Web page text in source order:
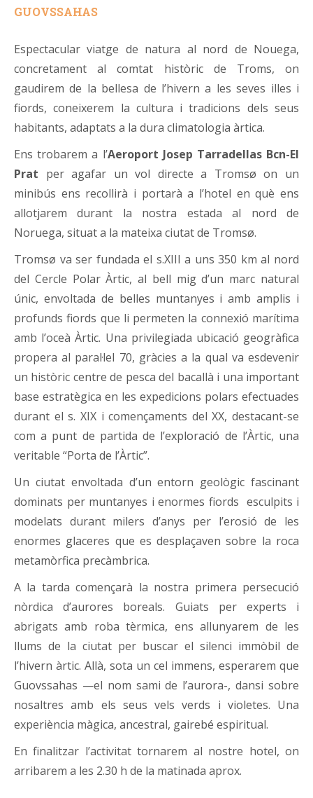
GUOVSSAHAS
Espectacular viatge de natura al nord de Nouega,
concretament al comtat històric de Troms, on
gaudirem de la bellesa de l’hivern a les seves illes i
fiords, coneixerem la cultura i tradicions dels seus
habitants, adaptats a la dura climatologia àrtica.
Ens trobarem a l’Aeroport Josep Tarradellas Bcn-El
Prat per agafar un vol directe a Tromsø on un
minibús ens recollirà i portarà a l’hotel en què ens
allotjarem durant la nostra estada al nord de
Noruega, situat a la mateixa ciutat de Tromsø.
Tromsø va ser fundada el s.XIII a uns 350 km al nord
del Cercle Polar Àrtic, al bell mig d’un marc natural
únic, envoltada de belles muntanyes i amb amplis i
profunds fiords que li permeten la connexió marítima
amb l’oceà Àrtic. Una privilegiada ubicació geogràfica
propera al paral·lel 70, gràcies a la qual va esdevenir
un històric centre de pesca del bacallà i una important
base estratègica en les expedicions polars efectuades
durant el s. XIX i començaments del XX, destacant-se
com a punt de partida de l’exploració de l’Àrtic, una
veritable “Porta de l’Àrtic”.
Un ciutat envoltada d’un entorn geològic fascinant
dominats per muntanyes i enormes fiords esculpits i
modelats durant milers d’anys per l’erosió de les
enormes glaceres que es desplaçaven sobre la roca
metamòrfica precàmbrica.
A la tarda començarà la nostra primera persecució
nòrdica d’aurores boreals. Guiats per experts i
abrigats amb roba tèrmica, ens allunyarem de les
llums de la ciutat per buscar el silenci immòbil de
l’hivern àrtic. Allà, sota un cel immens, esperarem que
Guovssahas —el nom sami de l’aurora-, dansi sobre
nosaltres amb els seus vels verds i violetes. Una
experiència màgica, ancestral, gairebé espiritual.
En finalitzar l’activitat tornarem al nostre hotel, on
arribarem a les 2.30 h de la matinada aprox.